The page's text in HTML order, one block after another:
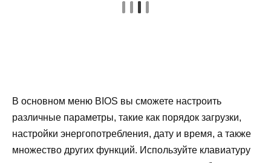
В основном меню BIOS вы сможете настроить
различные параметры, такие как порядок загрузки,
настройки энергопотребления, дату и время, а также
множество других функций. Используйте клавиатуру